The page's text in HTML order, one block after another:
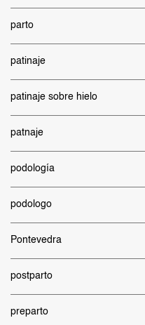
parto
patinaje
patinaje sobre hielo
patnaje
podología
podologo
Pontevedra
postparto
preparto